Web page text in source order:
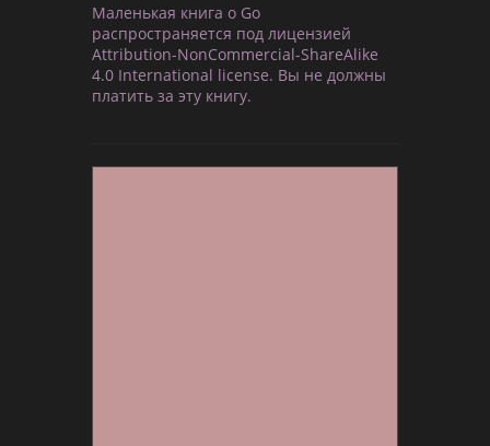
Маленькая книга о Go
распространяется под лицензией
Attribution-NonCommercial-ShareAlike
4.0 International license. Вы не должны
платить за эту книгу.